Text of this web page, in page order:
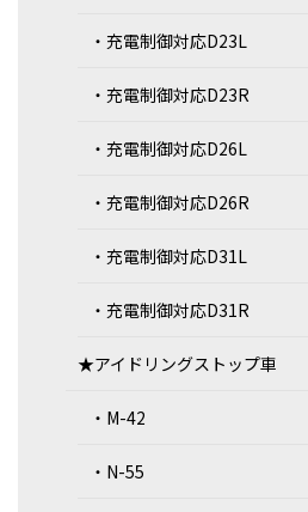
・充電制御対応D23L
・充電制御対応D23R
・充電制御対応D26L
・充電制御対応D26R
・充電制御対応D31L
・充電制御対応D31R
★アイドリングストップ車
・M-42
・N-55